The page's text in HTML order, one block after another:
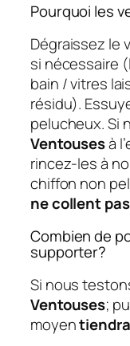
Pourquoi les
Dégraissez le
si nécessaire
bain / vitres
résidu).
pelucheux. Si
Ventousesà
rincez-les à
chiffon non
ne collent pas
Combien de
supporter?
Si nous
Ventouses;
moyentiendra